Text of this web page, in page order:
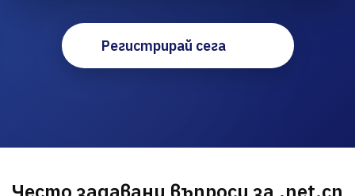
Регистрирай сега